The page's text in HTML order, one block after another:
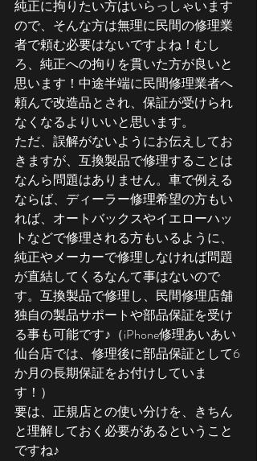
純正に拘りたい方はいらっしゃいます
ので、そんな方は無理に民間の修理業
者で頼む必要はないですよね！むし
ろ、純正への拘りを貫いた方が良いと
思います！中途半端に民間修理業者へ
頼んで改造品とされ、保証が受けられ
なくなるよりいいと思います。
ただ、誤解がないようにお伝えしてお
きますが、互換製品で修理することは
なんら問題はありません。車で例える
ならば、ディーラー修理希望の方もい
れば、オートバックスやイエローハッ
トなどで修理される方もいるように、
純正やメーカーで修理しなければ問題
が直結してくるなんて事はないので
す。互換製品で修理し、民間修理店舗
独自の製品サポートや部品保証を受け
る事も可能です♪（iPhone修理あいあい
仙台店では、修理後に部品保証として6
か月の長期保証をお付けしていま
す！）
要は、正規店との使い分けを、きちん
と理解しておく必要があるということ
ですね♪